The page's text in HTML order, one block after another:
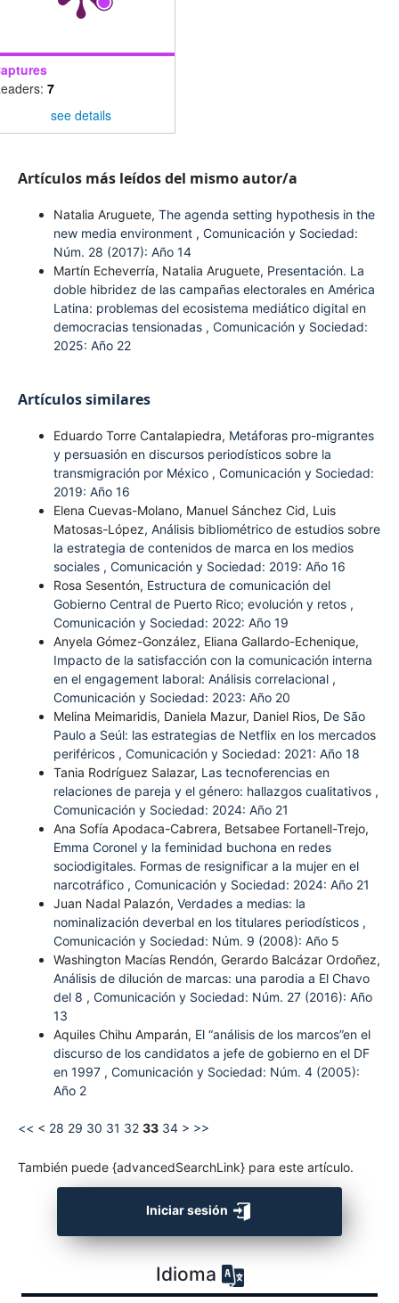
7
see details
Artículos más leídos del mismo autor/a
Natalia Aruguete, The agenda setting hypothesis in the
new media environment , Comunicación y Sociedad:
Núm. 28 (2017): Año 14
Martín Echeverría, Natalia Aruguete, Presentación. La
doble hibridez de las campañas electorales en América
Latina: problemas del ecosistema mediático digital en
democracias tensionadas , Comunicación y Sociedad:
2025: Año 22
Artículos similares
Eduardo Torre Cantalapiedra, Metáforas pro-migrantes
y persuasión en discursos periodísticos sobre la
transmigración por México , Comunicación y Sociedad:
2019: Año 16
Elena Cuevas-Molano, Manuel Sánchez Cid, Luis
Matosas-López, Análisis bibliométrico de estudios sobre
la estrategia de contenidos de marca en los medios
sociales , Comunicación y Sociedad: 2019: Año 16
Rosa Sesentón, Estructura de comunicación del
Gobierno Central de Puerto Rico; evolución y retos ,
Comunicación y Sociedad: 2022: Año 19
Anyela Gómez-González, Eliana Gallardo-Echenique,
Impacto de la satisfacción con la comunicación interna
en el engagement laboral: Análisis correlacional ,
Comunicación y Sociedad: 2023: Año 20
Melina Meimaridis, Daniela Mazur, Daniel Rios, De São
Paulo a Seúl: las estrategias de Netflix en los mercados
periféricos , Comunicación y Sociedad: 2021: Año 18
Tania Rodríguez Salazar, Las tecnoferencias en
relaciones de pareja y el género: hallazgos cualitativos ,
Comunicación y Sociedad: 2024: Año 21
Ana Sofía Apodaca-Cabrera, Betsabee Fortanell-Trejo,
Emma Coronel y la feminidad buchona en redes
sociodigitales. Formas de resignificar a la mujer en el
narcotráfico , Comunicación y Sociedad: 2024: Año 21
Juan Nadal Palazón, Verdades a medias: la
nominalización deverbal en los titulares periodísticos ,
Comunicación y Sociedad: Núm. 9 (2008): Año 5
Washington Macías Rendón, Gerardo Balcázar Ordoñez,
Análisis de dilución de marcas: una parodia a El Chavo
del 8 , Comunicación y Sociedad: Núm. 27 (2016): Año
13
Aquiles Chihu Amparán, El “análisis de los marcos”en el
discurso de los candidatos a jefe de gobierno en el DF
en 1997 , Comunicación y Sociedad: Núm. 4 (2005):
Año 2
<< < 28 29 30 31 32 33 34 > >>
También puede {advancedSearchLink} para este artículo.
Iniciar sesión
Idioma